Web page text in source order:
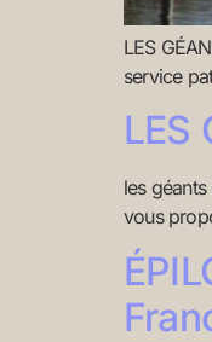
LES
service
LES
les géants
vous